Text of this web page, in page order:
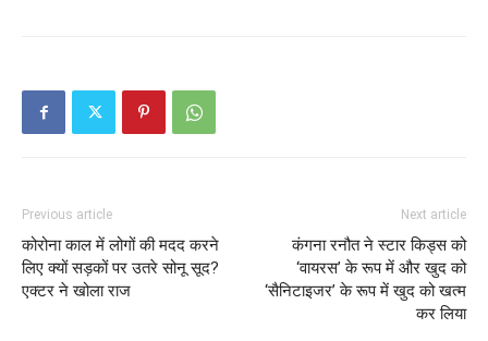
Previous article
कोरोना काल में लोगों की मदद करने
लिए क्यों सड़कों पर उतरे सोनू सूद?
एक्टर ने खोला राज
Next article
कंगना रनौत ने स्टार किड्स को
‘वायरस’ के रूप में और खुद को
‘सैनिटाइजर’ के रूप में खुद को खत्म
कर लिया